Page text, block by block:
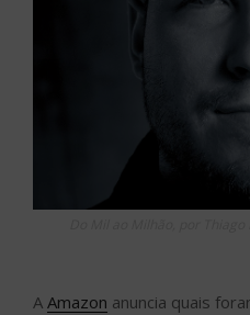
A Amazon anuncia quais